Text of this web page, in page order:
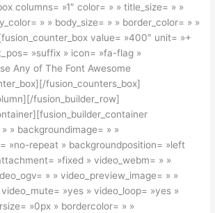
columns= »1″ color= » » title_size= » »
» » body_size= » » border_color= » »
value= »400″ unit= »+
»suffix » icon= »fa-flag »
Any of The Font Awesome
fusion_counters_box]
fusion_builder_row]
» backgroundimage= » »
»no-repeat » backgroundposition= »left
»fixed » video_webm= » »
» » video_preview_image= » »
»yes » video_loop= »yes »
»0px » bordercolor= » »